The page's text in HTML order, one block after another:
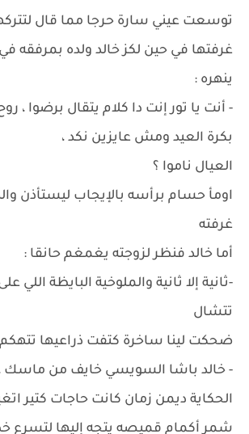
توسعت عيني سارة حرجا مما قال
غرفتها في حين لكز خالد ولده بمرفقه
ينهره :
- أنت يا تور إنت دا كلام يتقال برضوا ،
بكرة العيد ومش عايزين نكد ،
العيال ناموا ؟
اومأ حسام برأسه بالإيجاب ليستأذن
غرفته
أما خالد فنظر لزوجته يغمغم حانقا :
-ثانية إلا ثانية والملوخية البايظة
تتشال
ضحكت لينا ساخرة كتفت ذراعيها
- خالد باشا السويسي خايف من ماسك ،
الحكاية ديمن زمان كانت حاجات كتير
شمر أكمام قميصه يتجه إليها لتسرع